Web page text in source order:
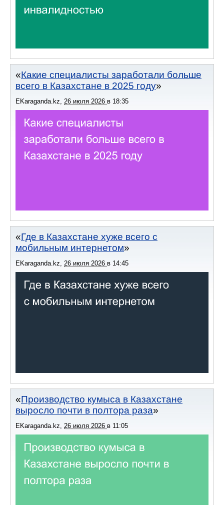
Какие специалисты заработали больше
всего в Казахстане в 2025 году
EKaraganda.kz 26 июля 2026 в 18:35
Где в Казахстане хуже всего с
мобильным интернетом
EKaraganda.kz, 26 июля 2026 в 14:45
Производство кумыса в Казахстане
выросло почти в полтора раза
EKaraganda.kz, 26 июля 2026 в 11:05